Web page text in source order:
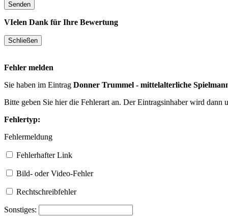
VIelen Dank für Ihre Bewertung
Fehler melden
Sie haben im Eintrag Donner Trummel - mittelalterliche
Bitte geben Sie hier die Fehlerart an. Der Eintragsinhaber wird dann
Fehlertyp:
Fehlermeldung
Fehlerhafter Link
Bild- oder Video-Fehler
Rechtschreibfehler
Sonstiges: